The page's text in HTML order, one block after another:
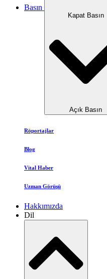
Basın
Kapat Basın
Açık Basın
Röportajlar
Blog
Vital Haber
Uzman Görüşü
Hakkımızda
Dil